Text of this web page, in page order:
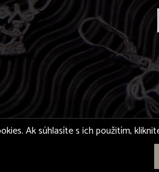
Ak súhlasíte s ich použitím,